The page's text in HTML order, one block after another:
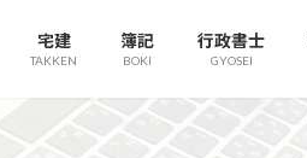
宅建
TAKKEN
簿記
BOKI
行政書士
GYOSEI